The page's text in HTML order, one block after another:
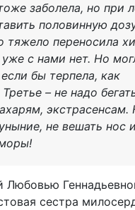
заболела, но при
половинную
тяжело переносила
уже с нами нет. Но
бы терпела, как
– не надо
экстрасенсам.
не вешать нос
Любовью
сестра